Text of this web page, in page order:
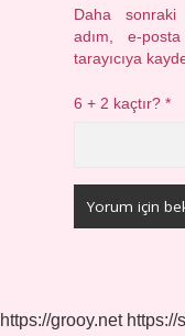
Daha sonraki
adım, e-
tarayıcıya
6 + 2 kaçtır?*
https://grooy.net https://